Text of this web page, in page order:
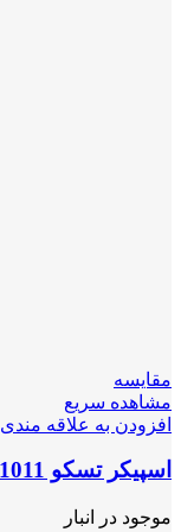
مقایسه
مشاهده سریع
افزودن به علاقه مندی
اسپیکر تسکو SPEAKER TSCO THM S1011
موجود در انبار